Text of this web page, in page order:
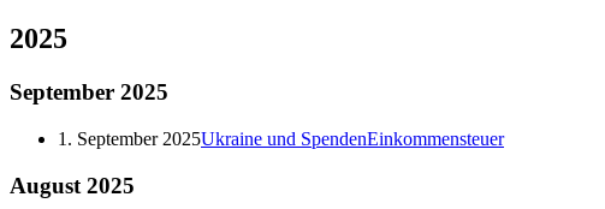
2025
September 2025
1. September 2025Ukraine und SpendenEinkommensteuer
August 2025